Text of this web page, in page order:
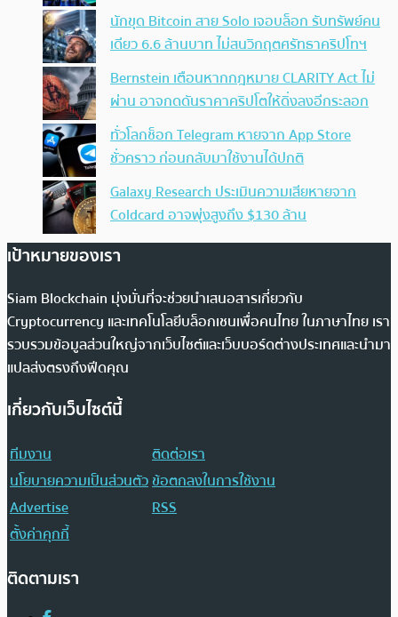
นักขุด Bitcoin สาย Solo เจอบล็อก รับทรัพย์คน
เดียว 6.6 ล้านบาท ไม่สนวิกฤตศรัทธาคริปโทฯ
Bernstein เตือนหากกฎหมาย CLARITY Act ไม่
ผ่าน อาจกดดันราคาคริปโตให้ดิ่งลงอีกระลอก
ทั่วโลกช็อก Telegram หายจาก App Store
ชั่วคราว ก่อนกลับมาใช้งานได้ปกติ
Galaxy Research ประเมินความเสียหายจาก
Coldcard อาจพุ่งสูงถึง $130 ล้าน
เป้าหมายของเรา
Siam Blockchain มุ่งมั่นที่จะช่วยนำเสนอสารเกี่ยวกับ
Cryptocurrency และเทคโนโลยีบล็อกเชนเพื่อคนไทย ในภาษาไทย เรา
รวบรวมข้อมูลส่วนใหญ่จากเว็บไซต์และเว็บบอร์ดต่างประเทศและนำมา
แปลส่งตรงถึงฟีดคุณ
เกี่ยวกับเว็บไซต์นี้
ทีมงาน
ติดต่อเรา
นโยบายความเป็นส่วนตัวข้อตกลงในการใช้งาน
Advertise
RSS
ตั้งค่าคุกกี้
ติดตามเรา